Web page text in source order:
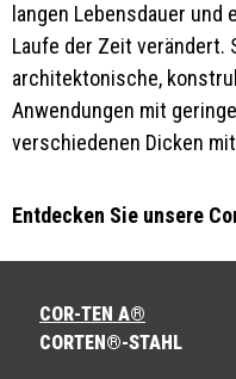
langen Lebensdauer und
Laufe der Zeit verändert.
architektonische,
Anwendungen mit
verschiedenen Dicken
Entdecken Sie unsere
COR-TEN A®
CORTEN®-STAHL